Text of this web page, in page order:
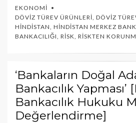
EKONOMI
DÖVIZ TÜREV ÜRÜNLERI DÖVIZ
HINDISTAN HINDISTAN MERKEZ
BANKACILIĞI RISK RISKTEN
‘Bankaların Doğal
Bankacılık
Bankacılık Hukuku
Değerlendirme]